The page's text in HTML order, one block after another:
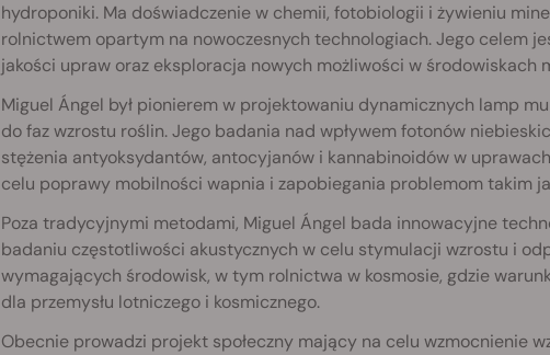
hydroponiki. Ma doświadczenie w chemii, fotobiologii i żywieniu
rolnictwem opartym na nowoczesnych technologiach. Jego celem
jakości upraw oraz eksploracja nowych możliwości w środowiskach
Miguel Ángel był pionierem w projektowaniu dynamicznych lamp
do faz wzrostu roślin. Jego badania nad wpływem fotonów
stężenia antyoksydantów, antocyjanów i kannabinoidów w
celu poprawy mobilności wapnia i zapobiegania problemom takim
Poza tradycyjnymi metodami, Miguel Ángel bada innowacyjne
badaniu częstotliwości akustycznych w celu stymulacji wzrostu i
wymagających środowisk, w tym rolnictwa w kosmosie, gdzie
dla przemysłu lotniczego i kosmicznego.
Obecnie prowadzi projekt społeczny mający na celu wzmocnienie